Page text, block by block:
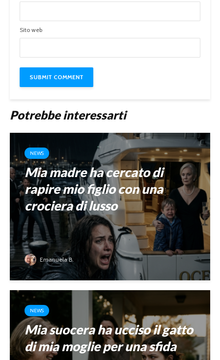
Sito web
Potrebbe interessarti
NEWS
Mia madre ha cercato di
rapire mio figlio con una
crociera di lusso
Emanuela B.
NEWS
Mia suocera ha ucciso il gatto
di mia moglie per una sfida